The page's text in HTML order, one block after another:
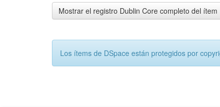
Mostrar el registro Dublin Core completo del ítem
Los ítems de DSpace están protegidos por